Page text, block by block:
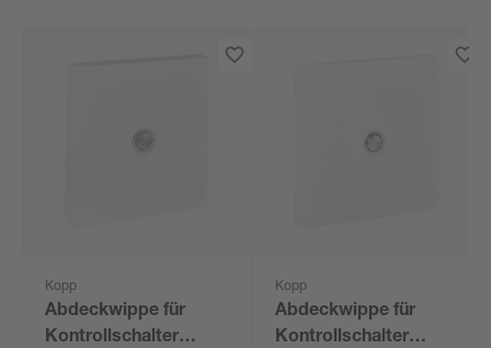
Kopp
Abdeckwippe für
Kontrollschalter
Kopp
Abdeckwippe für
Kontrollschalter